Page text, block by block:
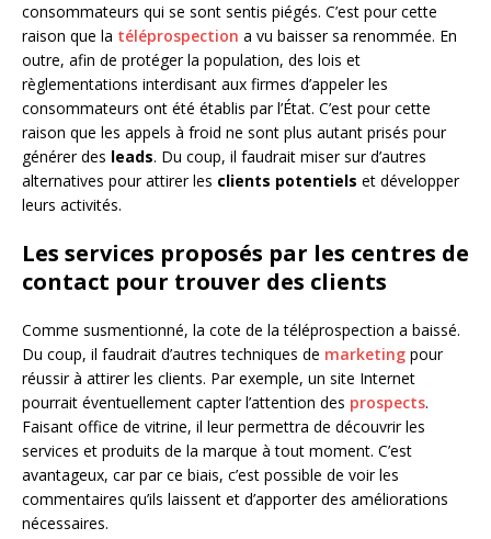
consommateurs qui se sont sentis piégés. C’est pour cette
raison que la téléprospection a vu baisser sa renommée. En
outre, afin de protéger la population, des lois et
règlementations interdisant aux firmes d’appeler les
consommateurs ont été établis par l’État. C’est pour cette
raison que les appels à froid ne sont plus autant prisés pour
générer des leads. Du coup, il faudrait miser sur d’autres
alternatives pour attirer les clients potentiels et développer
leurs activités.
Les services proposés par les centres de
contact pour trouver des clients
Comme susmentionné, la cote de la téléprospection a baissé.
Du coup, il faudrait d’autres techniques de marketing pour
réussir à attirer les clients. Par exemple, un site Internet
pourrait éventuellement capter l’attention des prospects.
Faisant office de vitrine, il leur permettra de découvrir les
services et produits de la marque à tout moment. C’est
avantageux, car par ce biais, c’est possible de voir les
commentaires qu’ils laissent et d’apporter des améliorations
nécessaires.